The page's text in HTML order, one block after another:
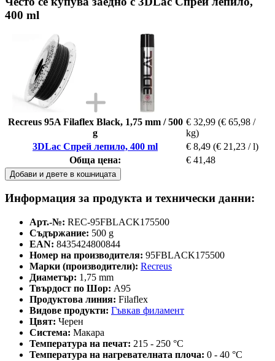
400 ml
Recreus 95A Filaflex Black, 1,75 mm / 500
g
€ 32,99 (€ 65,98 /
kg)
3DLac Спрей лепило, 400 ml
€ 8,49 (€ 21,23 / l)
Обща цена:
€ 41,48
Добави и двете в кошницата
Информация за продукта и технически данни:
Арт.-№: REC-95FBLACK175500
Съдържание: 500 g
EAN: 8435424800844
Номер на производителя: 95FBLACK175500
Марки (производители): Recreus
Диаметър: 1,75 mm
Твърдост по Шор: A95
Продуктова линия: Filaflex
Видове продукти: Гъвкав филамент
Цвят: Черен
Система: Макара
Температура на печат: 215 - 250 °C
Температура на нагревателната плоча: 0 - 40 °C